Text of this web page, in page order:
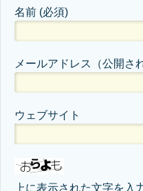
名前 (必須)
メールアドレス（公開さ
ウェブサイト
上に表示された文字を入